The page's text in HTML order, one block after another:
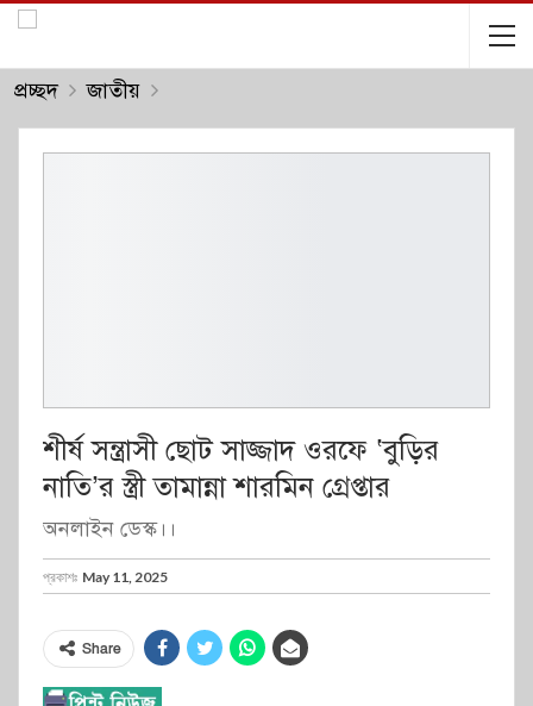
প্রচ্ছদ জাতীয়
শীর্ষ সন্ত্রাসী ছোট সাজ্জাদ ওরফে ‘বুড়ির
নাতি’র স্ত্রী তামান্না শারমিন গ্রেপ্তার
অনলাইন ডেস্ক।।
প্রকাশঃ May 11, 2025
Share